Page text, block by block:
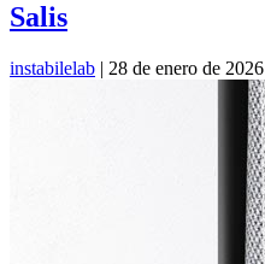
Salis
instabilelab | 28 de enero de 2026